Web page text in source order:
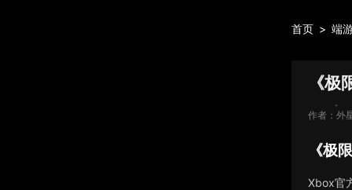
首页 > 端
《
作者：外
《极
Xbox官